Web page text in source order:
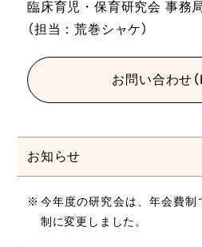
臨床育児・保育研究会 事務
（担当：荒巻シャケ）
お問い合わせ（
お知らせ
今年度の研究会は、年会費
制に変更しました。